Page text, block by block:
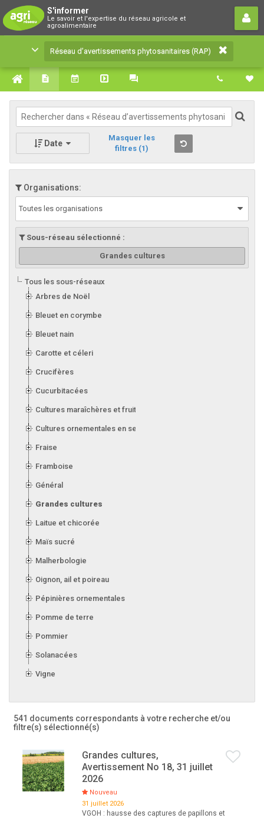
S'informer
Le savoir et l'expertise du réseau agricole et
agroalimentaire
Réseau d’avertissements
phytosanitaires (RAP)
Le savoir et l'expertise du réseau agricole et
agroalimentaire
Réseau d’avertissements phytosanitaires (RAP)
Date
Masquer les
filtres (1)
Organisations:
Toutes les organisations
Sous-réseau sélectionné :
Grandes cultures
Tous les sous-réseaux
Arbres de Noël
Bleuet en corymbe
Bleuet nain
Carotte et céleri
Crucifères
Cucurbitacées
Cultures maraîchères et fruitières en serre
Cultures ornementales en serre
Fraise
Framboise
Général
Grandes cultures
Laitue et chicorée
Maïs sucré
Malherbologie
Oignon, ail et poireau
Pépinières ornementales
Pomme de terre
Pommier
Solanacées
Vigne
541 documents correspondants à votre recherche et/ou
filtre(s) sélectionné(s)
Grandes cultures,
Avertissement No 18, 31 juillet
2026
Nouveau
31 juillet 2026
VGOH : hausse des captures de papillons et